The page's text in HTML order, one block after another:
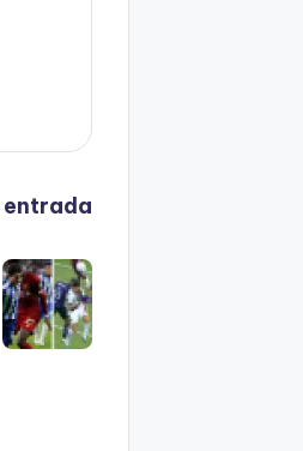
entrada